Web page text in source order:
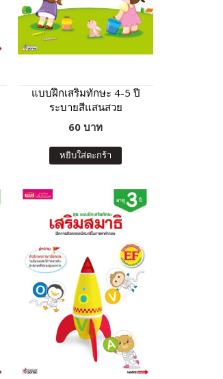
แบบฝึกเสริมทักษะ 4-5 ปี
ระบายสีแสนสวย
60 บาท
หยิบใส่ตะกร้า